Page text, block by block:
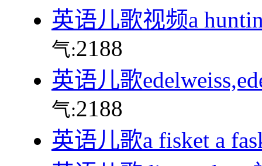
英语儿歌视频a
气:2188
英语儿歌
气:2188
英语儿歌a fisket a